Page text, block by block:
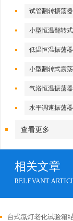
试管翻转振荡
小型恒温翻转
低温恒温振荡器
小型翻转式震
气浴恒温振荡器
水平调速振荡器
查看更多
相关文章
RELEVANT
台式氙灯老化试验箱